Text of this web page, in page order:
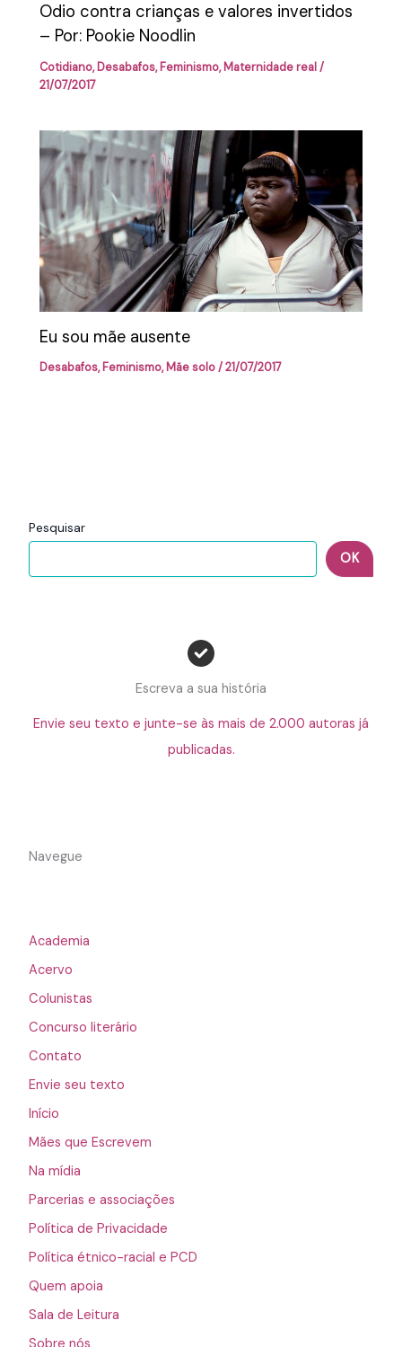
Pesquisar
OK
Escreva a sua história
Envie seu texto e junte-se às mais de 2.000 autoras já
publicadas.
Navegue
Academia
Acervo
Colunistas
Concurso literário
Contato
Envie seu texto
Início
Mães que Escrevem
Na mídia
Parcerias e associações
Política de Privacidade
Política étnico-racial e PCD
Quem apoia
Sala de Leitura
Sobre nós
Odio contra crianças e valores invertidos
– Por: Pookie Noodlin
Cotidiano,Desabafos,Feminismo,Maternidade real/
21/07/2017
Eu sou mãe ausente
Desabafos,Feminismo,Mãe solo/21/07/2017